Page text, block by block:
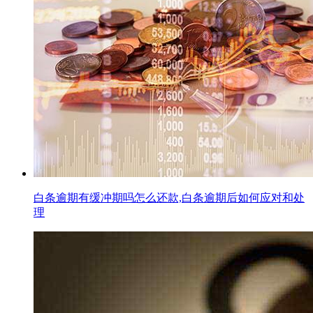
白条逾期有缓冲期吗怎么还款,白条逾期后如何应对和处
理